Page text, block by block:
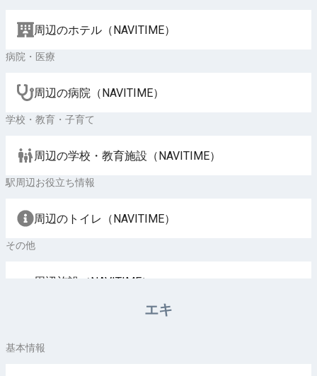
周辺のホテル（NAVITIME）
病院・医療
周辺の病院（NAVITIME）
学校・教育・子育て
周辺の学校・教育施設（NAVITIME）
駅周辺お役立ち情報
周辺のトイレ（NAVITIME）
その他
周辺施設（NAVITIME）
エキ
基本情報